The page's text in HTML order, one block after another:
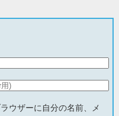
ウザーに自分の名前、メ